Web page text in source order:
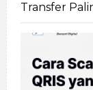
Transfer